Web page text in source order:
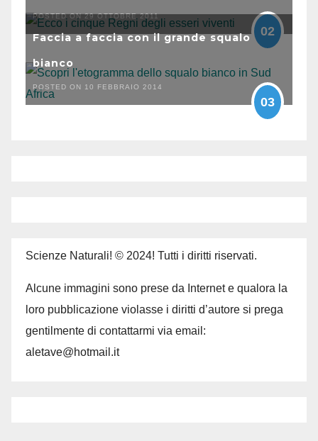
POSTED ON 29 OTTOBRE 2011
02
Faccia a faccia con il grande squalo
bianco
POSTED ON 10 FEBBRAIO 2014
03
Scienze Naturali! © 2024! Tutti i diritti riservati.
Alcune immagini sono prese da Internet e qualora la
loro pubblicazione violasse i diritti d’autore si prega
gentilmente di contattarmi via email:
aletave@hotmail.it